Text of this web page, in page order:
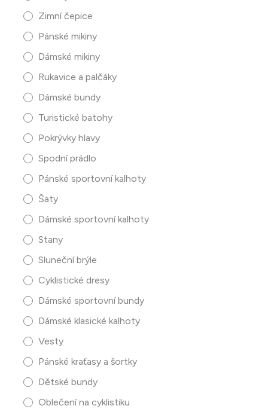
Zimní čepice
Pánské mikiny
Dámské mikiny
Rukavice a palčáky
Dámské bundy
Turistické batohy
Pokrývky hlavy
Spodní prádlo
Pánské sportovní kalhoty
Šaty
Dámské sportovní kalhoty
Stany
Sluneční brýle
Cyklistické dresy
Dámské sportovní bundy
Dámské klasické kalhoty
Vesty
Pánské kraťasy a šortky
Dětské bundy
Oblečení na cyklistiku